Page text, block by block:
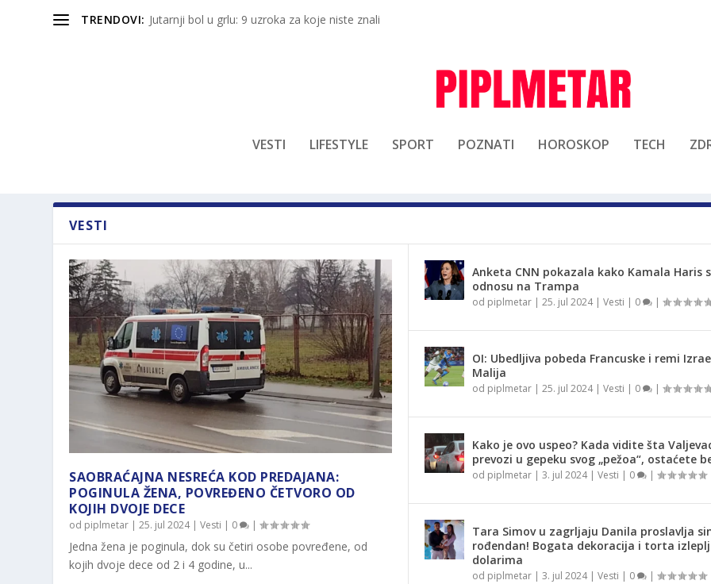
TRENDOVI: Jutarnji bol u grlu: 9 uzroka za koje niste znali
VESTI LIFESTYLE SPORT POZNATI HOROSKOP TECH
VESTI
SAOBRAĆAJNA NESREĆA KOD PREDAJANA:
POGINULA ŽENA, POVREĐENO ČETVORO OD
KOJIH DVOJE DECE
od piplmetar |25. jul 2024|Vesti | 0 |
Jedna žena je poginula, dok su četiri osobe povređene, od
kojih dvoje dece od 2 i 4 godine, u...
Anketa CNN pokazala kako Kamala Haris
odnosu na Trampa
od piplmetar| 25. jul 2024| Vesti | 0 |
OI: Ubedljiva pobeda Francuske i remi
Malija
od piplmetar| 25. jul 2024| Vesti | 0 |
Kako je ovo uspeo? Kada vidite šta
prevozi u gepeku svog „pežoa“, ostaćete
od piplmetar| 3. jul 2024| Vesti | 0 |
Tara Simov u zagrljaju Danila proslavlja
rođendan! Bogata dekoracija i torta
dolarima
od piplmetar| 3. jul 2024| Vesti | 0 |